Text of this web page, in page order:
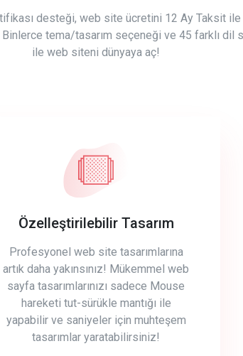
desteği, web site ücretini 12 Ay Taksit
Binlerce tema/tasarım seçeneği ve 45 farklı dil
ile web siteni dünyaya aç!
Özelleştirilebilir Tasarım
Profesyonel web site tasarımlarına
artık daha yakınsınız! Mükemmel web
sayfa tasarımlarınızı sadece Mouse
hareketi tut-sürükle mantığı ile
yapabilir ve saniyeler için muhteşem
tasarımlar yaratabilirsiniz!